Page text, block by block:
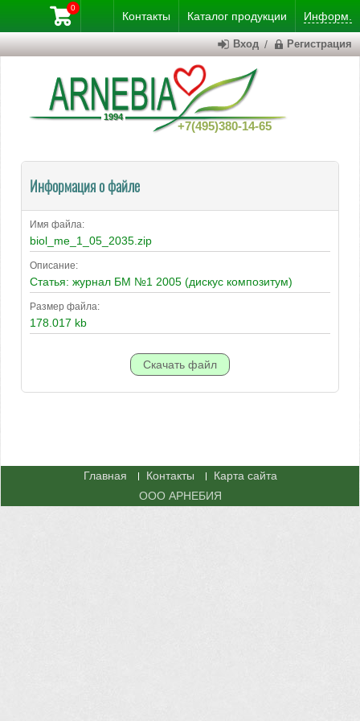
Контакты Каталог продукции Информ.
+7(495)380-14-65
0
Вход / Регистрация
Информация о файле
Имя файла:
biol_me_1_05_2035.zip
Описание:
Статья: журнал БМ №1 2005 (дискус композитум)
Размер файла:
178.017 kb
Главная Контакты
Карта сайта
ООО АРНЕБИЯ